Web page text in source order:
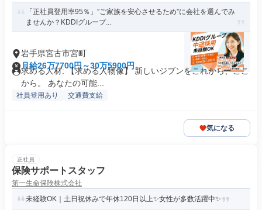
「正社員登用率95％」”ご家族を安心させるため”に会社を選んでみ
ませんか？KDDIグループ...
岩手県宮古市宮町
月給26万7700円～30万5900円
求める人材: 【求める人物像】 新しいジブンをこれから、ここ
から。 あなたの可能...
社員登用あり 交通費支給
気になる
正社員
保険サポートスタッフ
第一生命保険株式会社
未経験OK｜土日祝休みで年休120日以上✨女性が多数活躍中✨